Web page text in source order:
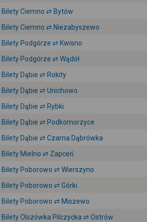
Bilety Ciemno ⇄ Bytów
Bilety Ciemno ⇄ Niezabyszewo
Bilety Podgórze ⇄ Kwisno
Bilety Podgórze ⇄ Wądół
Bilety Dąbie ⇄ Rokity
Bilety Dąbie ⇄ Unichowo
Bilety Dąbie ⇄ Rybki
Bilety Dąbie ⇄ Podkomorzyce
Bilety Dąbie ⇄ Czarna Dąbrówka
Bilety Mielno ⇄ Zapceń
Bilety Poborowo ⇄ Wierszyno
Bilety Poborowo ⇄ Górki
Bilety Poborowo ⇄ Miszewo
Bilety Olszówka Pilczycka ⇄ Ostrów